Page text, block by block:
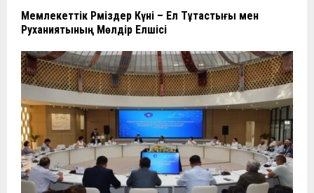
Мемлекеттік Рәміздер Күні – Ел Тұтастығы мен
Руханиятының Мөлдір Елшісі